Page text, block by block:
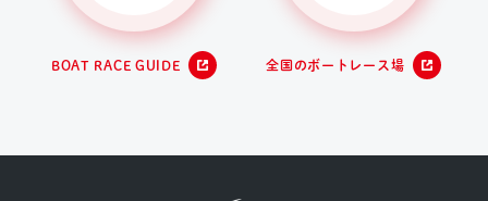
BOAT RACE GUIDE 全国のボートレース場